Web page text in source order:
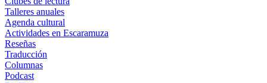
Talleres anuales
Agenda cultural
Actividades en Escaramuza
Reseñas
Traducción
Columnas
Podcast